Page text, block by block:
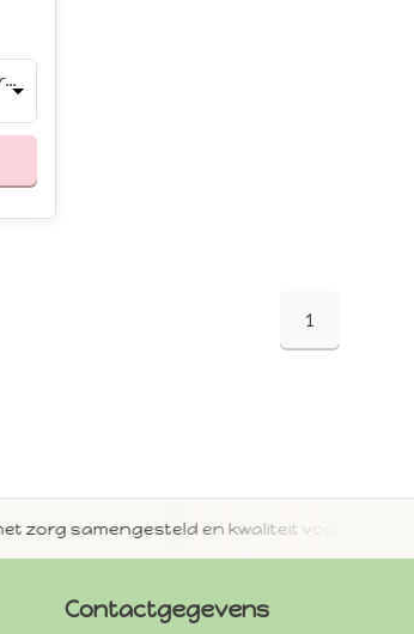
Gewicht : 250 gram
1
samengesteld en kwaliteit voorop.
Contactgegevens